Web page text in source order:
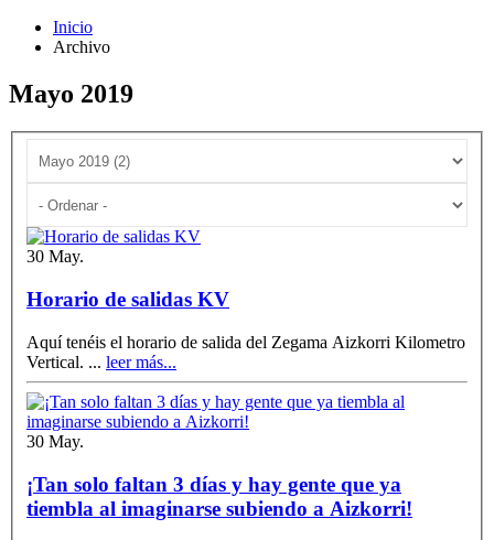
Inicio
Archivo
Mayo 2019
30 May.
Horario de salidas KV
Aquí tenéis el horario de salida del Zegama Aizkorri Kilometro
Vertical. ... leer más...
30 May.
¡Tan solo faltan 3 días y hay gente que ya
tiembla al imaginarse subiendo a Aizkorri!